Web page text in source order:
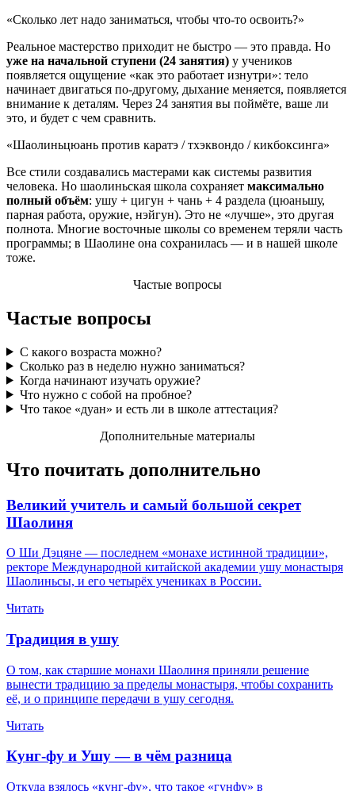
«Сколько лет надо заниматься, чтобы что-то освоить?»
Реальное мастерство приходит не быстро — это правда. Но
уже на начальной ступени (24 занятия) у учеников
появляется ощущение «как это работает изнутри»: тело
начинает двигаться по-другому, дыхание меняется, появляется
внимание к деталям. Через 24 занятия вы поймёте, ваше ли
это, и будет с чем сравнить.
«Шаолиньцюань против каратэ / тхэквондо / кикбоксинга»
Все стили создавались мастерами как системы развития
человека. Но шаолиньская школа сохраняет максимально
полный объём: ушу + цигун + чань + 4 раздела (цюаньшу,
парная работа, оружие, нэйгун). Это не «лучше», это другая
полнота. Многие восточные школы со временем теряли часть
программы; в Шаолине она сохранилась — и в нашей школе
тоже.
Частые вопросы
Частые вопросы
С какого возраста можно?
Сколько раз в неделю нужно заниматься?
Когда начинают изучать оружие?
Что нужно с собой на пробное?
Что такое «дуан» и есть ли в школе аттестация?
Дополнительные материалы
Что почитать дополнительно
Великий учитель и самый большой секрет
Шаолиня
О Ши Дэцяне — последнем «монахе истинной традиции»,
ректоре Международной китайской академии ушу монастыря
Шаолиньсы, и его четырёх учениках в России.
Читать
Традиция в ушу
О том, как старшие монахи Шаолиня приняли решение
вынести традицию за пределы монастыря, чтобы сохранить
её, и о принципе передачи в ушу сегодня.
Читать
Кунг-фу и Ушу — в чём разница
Откуда взялось «кунг-фу», что такое «гунфу» в